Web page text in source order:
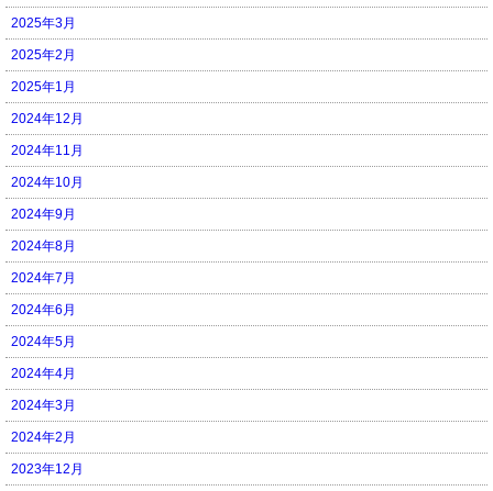
2025年3月
2025年2月
2025年1月
2024年12月
2024年11月
2024年10月
2024年9月
2024年8月
2024年7月
2024年6月
2024年5月
2024年4月
2024年3月
2024年2月
2023年12月